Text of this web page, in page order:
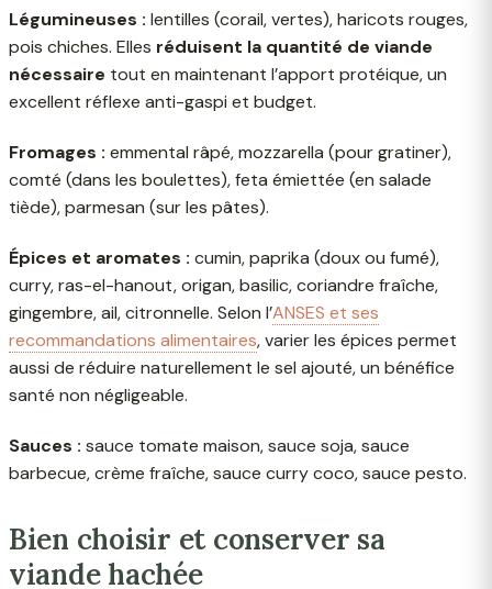
Légumineuses : lentilles (corail, vertes), haricots rouges,
pois chiches. Elles réduisent la quantité de viande
nécessaire tout en maintenant l’apport protéique, un
excellent réflexe anti-gaspi et budget.
Fromages : emmental râpé, mozzarella (pour gratiner),
comté (dans les boulettes), feta émiettée (en salade
tiède), parmesan (sur les pâtes).
Épices et aromates : cumin, paprika (doux ou fumé),
curry, ras-el-hanout, origan, basilic, coriandre fraîche,
gingembre, ail, citronnelle. Selon l’ANSES et ses
recommandations alimentaires, varier les épices permet
aussi de réduire naturellement le sel ajouté, un bénéfice
santé non négligeable.
Sauces : sauce tomate maison, sauce soja, sauce
barbecue, crème fraîche, sauce curry coco, sauce pesto.
Bien choisir et conserver sa
viande hachée